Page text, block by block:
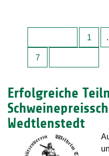
1
7
Erfolgreiche
Wedtlenstedt